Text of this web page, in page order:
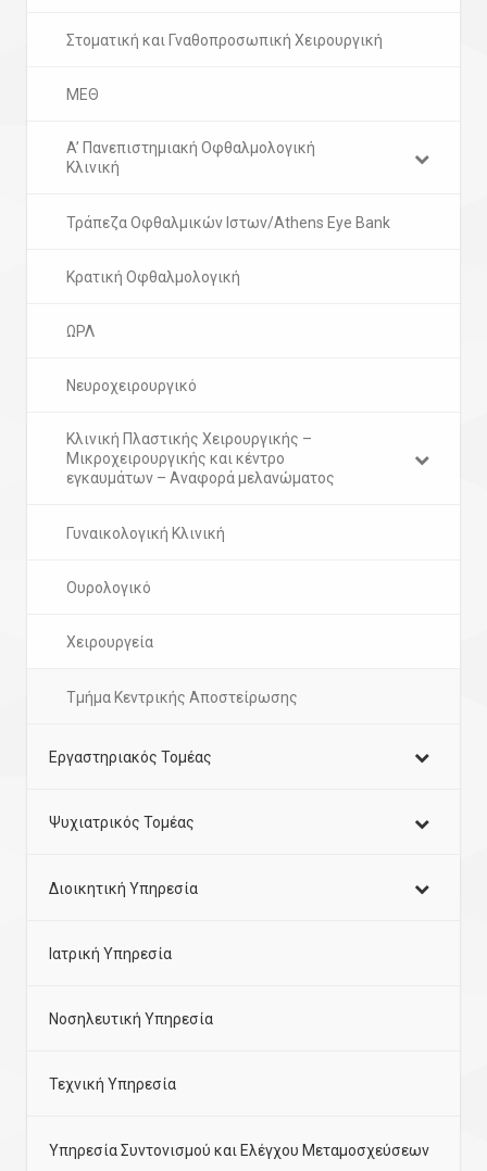
Στοματική και Γναθοπροσωπική Χειρουργική
ΜΕΘ
A’ Πανεπιστημιακή Οφθαλμολογική
Κλινική
Τράπεζα Οφθαλμικών Ιστων/Athens Eye Bank
Κρατική Οφθαλμολογική
ΩΡΛ
Νευροχειρουργικό
Κλινική Πλαστικής Χειρουργικής –
Μικροχειρουργικής και κέντρο
εγκαυμάτων – Aναφορά μελανώματος
Γυναικολογική Κλινική
Ουρολογικό
Χειρουργεία
Τμήμα Κεντρικής Αποστείρωσης
Εργαστηριακός Τομέας
Ψυχιατρικός Τομέας
Διοικητική Υπηρεσία
Ιατρική Υπηρεσία
Νοσηλευτική Υπηρεσία
Τεχνική Υπηρεσία
Υπηρεσία Συντονισμού και Ελέγχου Μεταμοσχεύσεων